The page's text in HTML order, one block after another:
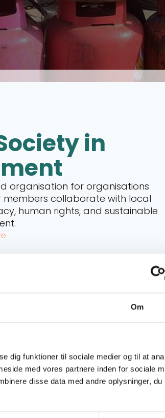
Om
dig funktioner til sociale medier og til at
med vores partnere inden for sociale
disse data med andre oplysninger, du
in
organisation for organisations
members collaborate with local
human rights, and sustainable
projects
Find contact